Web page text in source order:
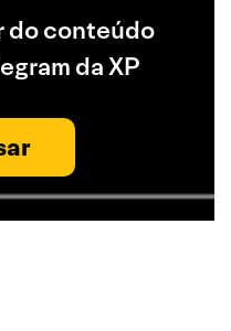
do conteúdo
da XP